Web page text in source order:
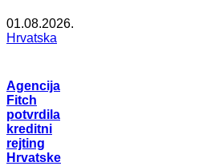
01.08.2026.
Hrvatska
Agencija
Fitch
potvrdila
kreditni
rejting
Hrvatske